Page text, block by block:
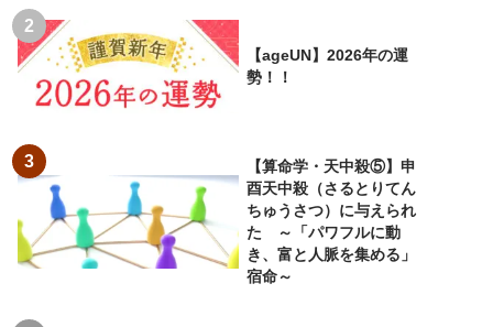
【ageUN】2026年の運
勢！！
【算命学・天中殺⑤】申
酉天中殺（さるとりてん
ちゅうさつ）に与えられ
た ～「パワフルに動
き、富と人脈を集める」
宿命～